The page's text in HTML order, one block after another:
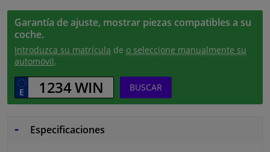
Garantía de ajuste, mostrar piezas compatibles a su
coche.
Introduzca su matrícula de o seleccione manualmente su
automóvil.
BUSCAR
Especificaciones